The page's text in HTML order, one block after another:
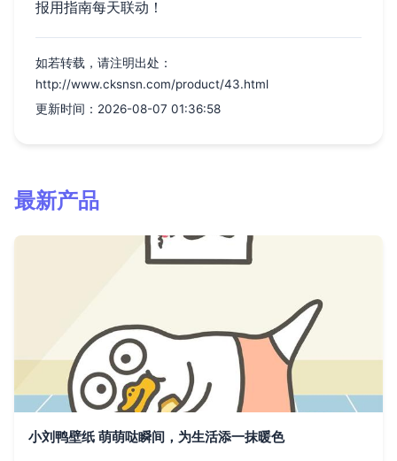
报用指南每天联动！
如若转载，请注明出处：
http://www.cksnsn.com/product/43.html
更新时间：2026-08-07 01:36:58
最新产品
小刘鸭壁纸 萌萌哒瞬间，为生活添一抹暖色